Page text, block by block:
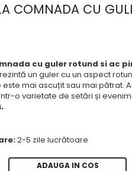
COMNADA CU
cu guler rotund si ac
un guler cu un aspect
mai ascuțit sau mai pătrat.
o varietate de setări și
2-5 zile lucrătoare
ADAUGA IN COS